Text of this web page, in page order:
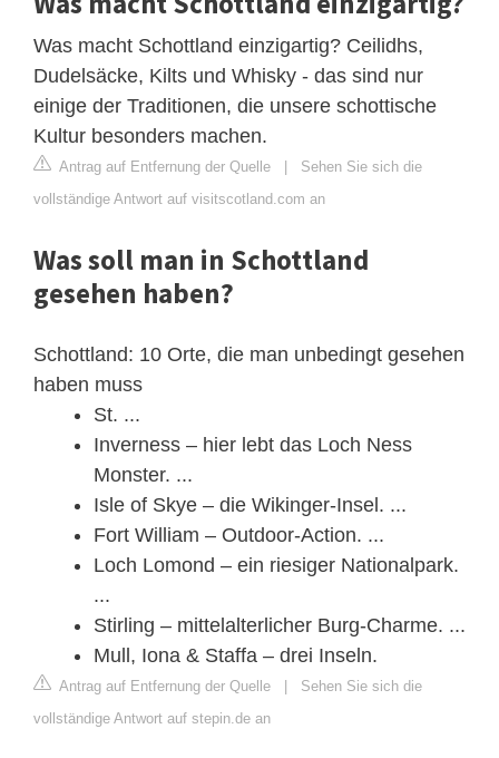
Was macht Schottland einzigartig? Ceilidhs,
Dudelsäcke, Kilts und Whisky - das sind nur
einige der Traditionen, die unsere schottische
Kultur besonders machen.
Antrag auf Entfernung der Quelle
Sehen Sie sich die
vollständige Antwort auf visitscotland.com an
Was soll man in Schottland
gesehen haben?
Schottland: 10 Orte, die man unbedingt gesehen
haben muss
St. ...
Inverness – hier lebt das Loch Ness
Monster. ...
Isle of Skye – die Wikinger-Insel. ...
Fort William – Outdoor-Action. ...
Loch Lomond – ein riesiger Nationalpark.
...
Stirling – mittelalterlicher Burg-Charme. ...
Mull, Iona & Staffa – drei Inseln.
Antrag auf Entfernung der Quelle
Sehen Sie sich die
vollständige Antwort auf stepin.de an